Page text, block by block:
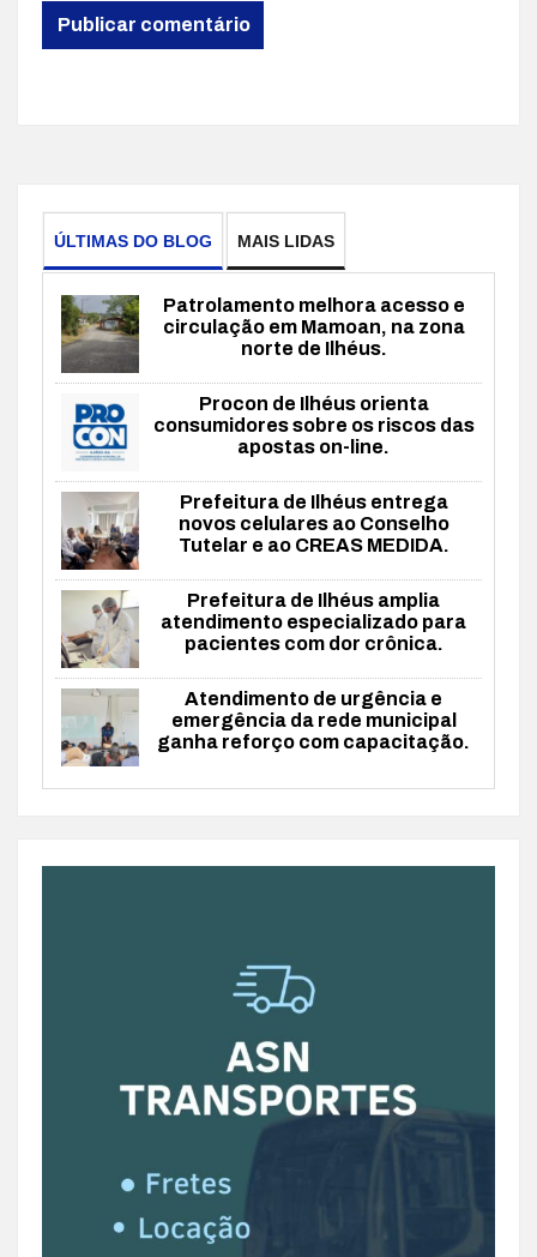
ÚLTIMAS DO BLOG MAIS LIDAS
Patrolamento melhora acesso e
circulação em Mamoan, na zona
norte de Ilhéus.
Procon de Ilhéus orienta
consumidores sobre os riscos das
apostas on-line.
Prefeitura de Ilhéus entrega
novos celulares ao Conselho
Tutelar e ao CREAS MEDIDA.
Prefeitura de Ilhéus amplia
atendimento especializado para
pacientes com dor crônica.
Atendimento de urgência e
emergência da rede municipal
ganha reforço com capacitação.